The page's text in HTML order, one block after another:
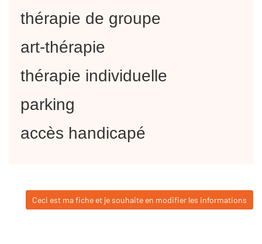
thérapie de groupe
art-thérapie
thérapie individuelle
parking
accès handicapé
Ceci est ma fiche et je souhaite en modifier les informations